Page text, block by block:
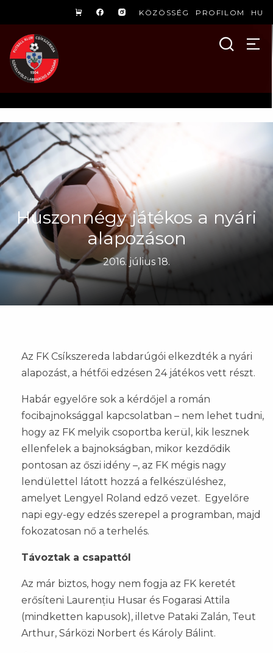
KÖZÖSSÉG PROFILOM HU
Huszonnégy játékos a nyári
alapozáson
2016. július 18.
Az FK Csíkszereda labdarúgói elkezdték a nyári
alapozást, a hétfői edzésen 24 játékos vett részt.
Habár egyelőre sok a kérdőjel a román
focibajnoksággal kapcsolatban – nem lehet tudni,
hogy az FK melyik csoportba kerül, kik lesznek
ellenfelek a bajnokságban, mikor kezdődik
pontosan az őszi idény –, az FK mégis nagy
lendülettel látott hozzá a felkészüléshez,
amelyet Lengyel Roland edző vezet. Egyelőre
napi egy-egy edzés szerepel a programban, majd
fokozatosan nő a terhelés.
Távoztak a csapattól
Az már biztos, hogy nem fogja az FK keretét
erősíteni Laurențiu Husar és Fogarasi Attila
(mindketten kapusok), illetve Pataki Zalán, Teut
Arthur, Sárközi Norbert és Károly Bálint.